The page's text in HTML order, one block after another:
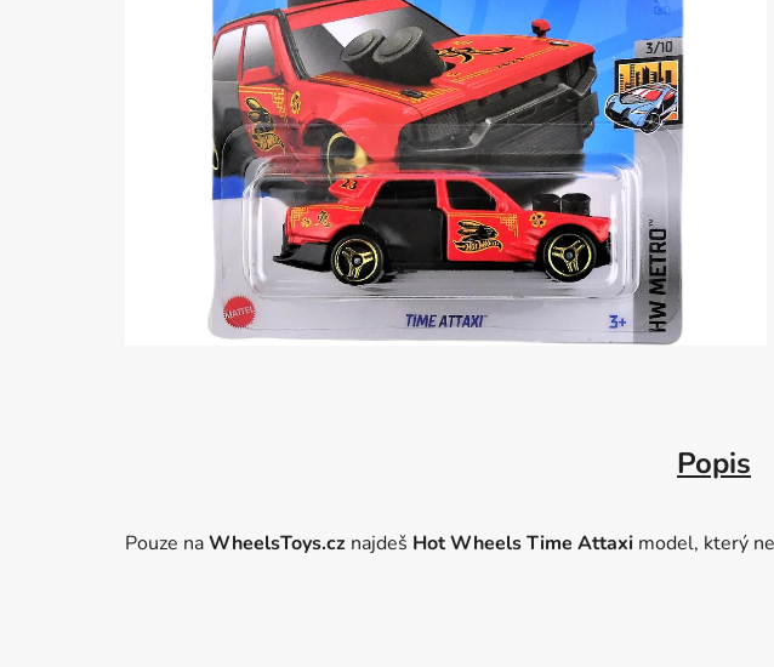
Popis
Pouze naWheelsToys.cz najdeš Hot Wheels Time Attaxi model, který